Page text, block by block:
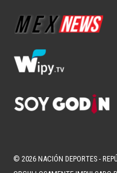
© 2026 NACIÓN DEPORTES -